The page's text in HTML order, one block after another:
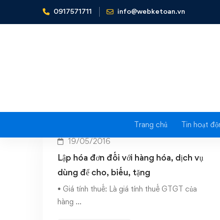
0917571711 info@webketoan.vn
Trang chủ Tin hoạt
Home hàng hóa cho
19/05/2016
Lập hóa đơn đối với hàng hóa, dịch vụ
dùng để cho, biếu, tặng
• Giá tính thuế: Là giá tính thuế GTGT của
hàng …